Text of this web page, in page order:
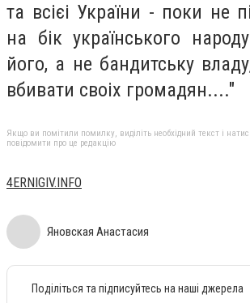
та всієі України - поки не
на бік українського
його, а не бандитську
вбивати своіх громадян...."
Якщо ви помітили помилку, виділіть необхідний текст і
повідомити про це редакцію
4ERNIGIV.INFO
Яновская Анастасия
Поділіться та підписуйтесь на наші джерела